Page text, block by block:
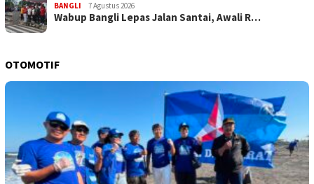
BANGLI 7 Agustus 2026
Wabup Bangli Lepas Jalan Santai, Awali R…
OTOMOTIF